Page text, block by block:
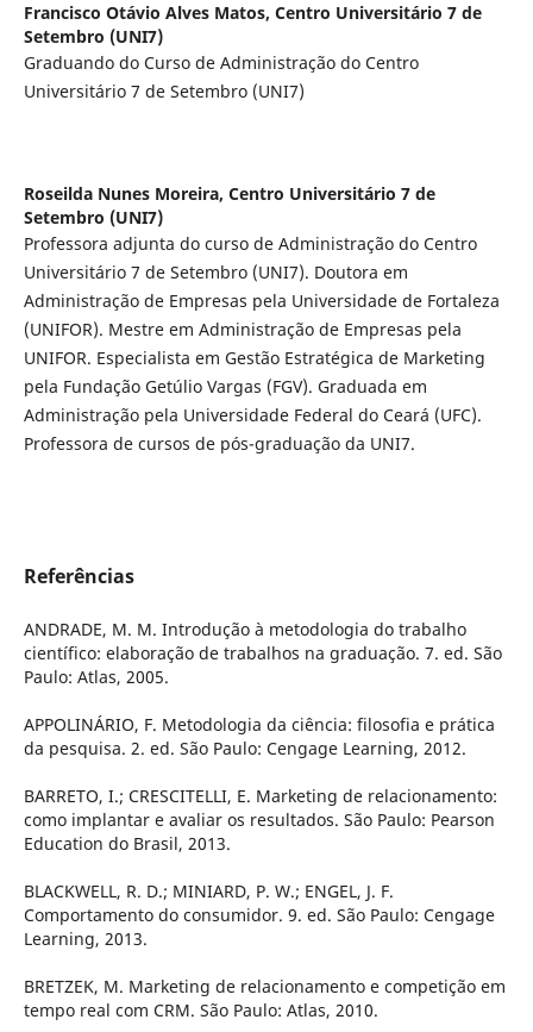
Francisco Otávio Alves Matos, Centro Universitário 7 de
Setembro (UNI7)
Graduando do Curso de Administração do Centro
Universitário 7 de Setembro (UNI7)
Roseilda Nunes Moreira, Centro Universitário 7 de
Setembro (UNI7)
Professora adjunta do curso de Administração do Centro
Universitário 7 de Setembro (UNI7). Doutora em
Administração de Empresas pela Universidade de Fortaleza
(UNIFOR). Mestre em Administração de Empresas pela
UNIFOR. Especialista em Gestão Estratégica de Marketing
pela Fundação Getúlio Vargas (FGV). Graduada em
Administração pela Universidade Federal do Ceará (UFC).
Professora de cursos de pós-graduação da UNI7.
Referências
ANDRADE, M. M. Introdução à metodologia do trabalho
científico: elaboração de trabalhos na graduação. 7. ed. São
Paulo: Atlas, 2005.
APPOLINÁRIO, F. Metodologia da ciência: filosofia e prática
da pesquisa. 2. ed. São Paulo: Cengage Learning, 2012.
BARRETO, I.; CRESCITELLI, E. Marketing de relacionamento:
como implantar e avaliar os resultados. São Paulo: Pearson
Education do Brasil, 2013.
BLACKWELL, R. D.; MINIARD, P. W.; ENGEL, J. F.
Comportamento do consumidor. 9. ed. São Paulo: Cengage
Learning, 2013.
BRETZEK, M. Marketing de relacionamento e competição em
tempo real com CRM. São Paulo: Atlas, 2010.